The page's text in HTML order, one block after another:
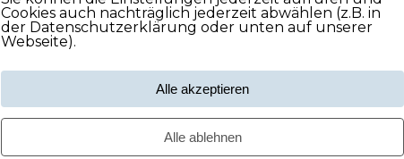
Cookies auch nachträglich jederzeit abwählen (z.B. in
der Datenschutzerklärung oder unten auf unserer
Webseite).
Alle akzeptieren
Alle ablehnen